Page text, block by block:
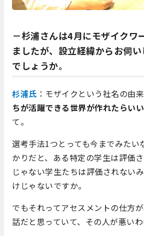
－杉浦さんは4月にモザイクワ
ましたが、設立経緯からお伺
でしょうか。
杉浦氏 ：モザイクという社名の由来
ちが活躍できる世界が作れたらい
て。
選考手法1つとっても今までみたい
かりだと、ある特定の学生は評価
じゃない学生たちは評価されない
けじゃないですか。
でもそれってアセスメントの仕方
話だと思っていて、その人が悪いわ